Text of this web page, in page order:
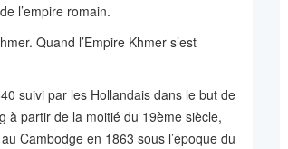
l’empire romain.
Quand l’Empire Khmer s’est
suivi par les Hollandais dans le but de
à partir de la moitié du 19ème siècle,
Cambodge en 1863 sous l’époque du